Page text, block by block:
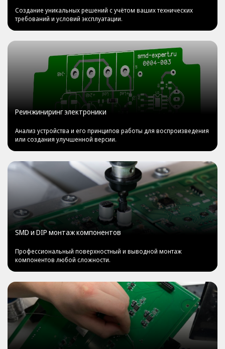
Создание уникальных решений с учётом ваших технических
требований и условий эксплуатации.
Реинжиниринг электроники
Анализ устройства и его принципов работы для воспроизведения
или создания улучшенной версии.
SMD и DIP монтаж компонентов
Профессиональный поверхностный и выводной монтаж
компонентов любой сложности.